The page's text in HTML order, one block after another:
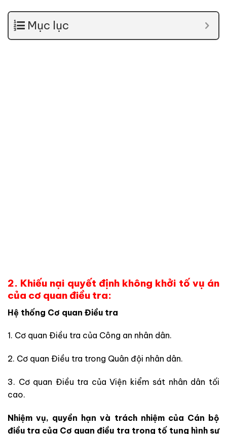
Mục lục
2. Khiếu nại quyết định không khởi tố vụ án
của cơ quan điều tra:
Hệ thống Cơ quan Điều tra
1. Cơ quan Điều tra của Công an nhân dân.
2. Cơ quan Điều tra trong Quân đội nhân dân.
3. Cơ quan Điều tra của Viện kiểm sát nhân dân tối
cao.
Nhiệm vụ, quyền hạn và trách nhiệm của Cán bộ
điều tra của Cơ quan điều tra trong tố tụng hình sự